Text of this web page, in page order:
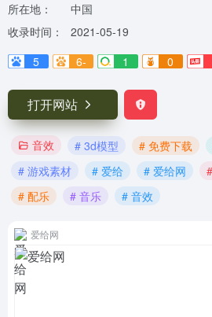
所在地：
中国
收录时间：
2021-05-19
5
6- 1 0
打开网站
音效 # 3d模型 # 免费下载
# 游戏素材
# 爱给 # 爱给网
# 配乐
# 音乐 # 音效
爱给网